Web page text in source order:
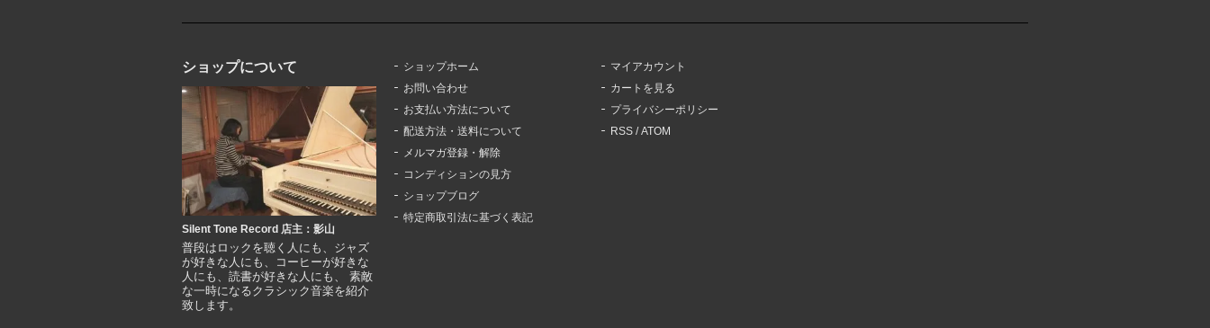
ショップについて
Silent Tone Record 店主：影山
普段はロックを聴く人にも、ジャズ
が好きな人にも、コーヒーが好きな
人にも、読書が好きな人にも、 素敵
な一時になるクラシック音楽を紹介
致します。
ショップホーム
お問い合わせ
お支払い方法について
配送方法・送料について
メルマガ登録・解除
コンディションの見方
ショップブログ
特定商取引法に基づく表記
マイアカウント
カートを見る
プライバシーポリシー
RSS /ATOM